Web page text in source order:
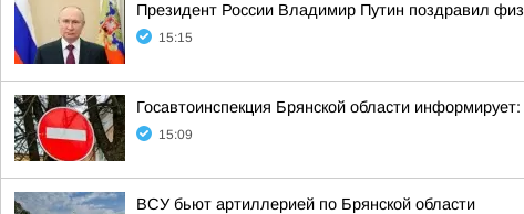
Президент России Владимир Путин поздравил
15:15
Госавтоинспекция Брянской области
15:09
ВСУ бьют артиллерией по Брянской области